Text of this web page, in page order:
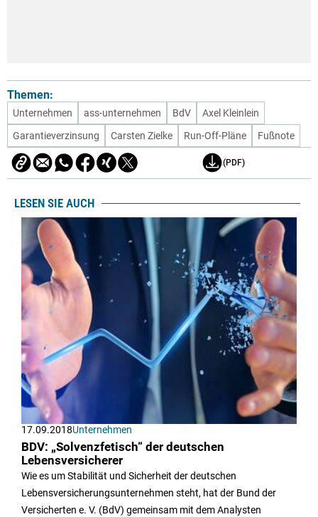
Themen:
Unternehmen ass-unternehmen BdV
Axel Kleinlein
Garantieverzinsung
Carsten Zielke Run-Off-Pläne Fußnote
(PDF)
LESEN SIE AUCH
17.09.2018Unternehmen
BDV: „Solvenzfetisch“ der deutschen
Lebensversicherer
Wie es um Stabilität und Sicherheit der deutschen
Lebensversicherungsunternehmen steht, hat der Bund der
Versicherten e. V. (BdV) gemeinsam mit dem Analysten